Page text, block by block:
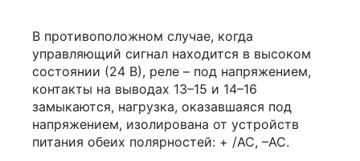
В противоположном случае, когда
управляющий сигнал находится в высоком
состоянии (24 В), реле – под напряжением,
контакты на выводах 13–15 и 14–16
замыкаются, нагрузка, оказавшаяся под
напряжением, изолирована от устройств
питания обеих полярностей: + /AC, –AC.